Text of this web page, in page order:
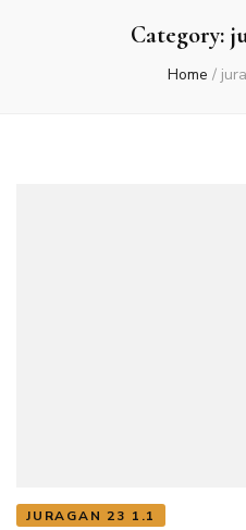
Category:
Home /
JURAGAN 23 1.1